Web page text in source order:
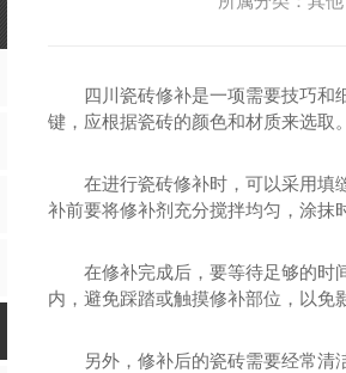
四川瓷砖修补是一项需要技巧和
键，应根据瓷砖的颜色和材质来选取
在进行瓷砖修补时，可以采用填
补前要将修补剂充分搅拌均匀，涂抹
在修补完成后，要等待足够的时
内，避免踩踏或触摸修补部位，以免
另外，修补后的瓷砖需要经常清